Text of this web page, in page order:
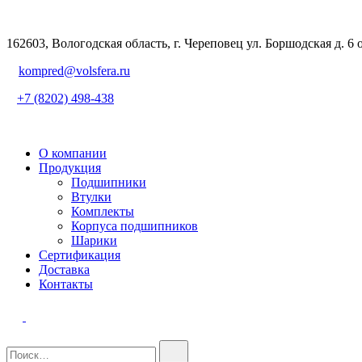
162603, Вологодская область, г. Череповец ул. Боршодская д. 6
kompred@volsfera.ru
+7 (8202) 498-438
О компании
Продукция
Подшипники
Втулки
Комплекты
Корпуса подшипников
Шарики
Сертификация
Доставка
Контакты